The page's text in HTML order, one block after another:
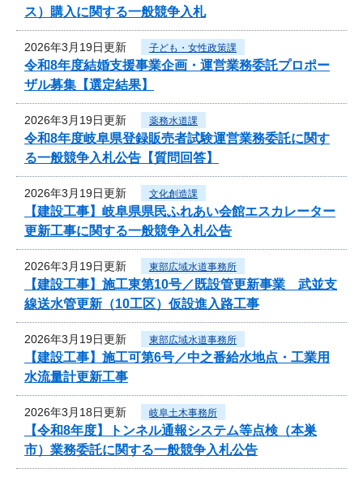
ス）購入に関する一般競争入札
2026年3月19日更新 子ども・女性政策課
令和8年度結婚支援事業企画・運営業務委託プロポー
ザル募集【選定結果】
2026年3月19日更新 薬務水道課
令和8年度岐阜県登録販売者試験運営業務委託に関す
る一般競争入札公告【質問回答】
2026年3月19日更新 文化創造課
【建設工事】岐阜県県民ふれあい会館エスカレーター
更新工事に関する一般競争入札公告
2026年3月19日更新 東部広域水道事務所
【建設工事】施工東第10号／既設管更新事業 武並支
線送水管更新（10工区）仮設進入路工事
2026年3月19日更新 東部広域水道事務所
【建設工事】施工可第6号／中之番給水地点・工業用
水流量計更新工事
2026年3月18日更新 岐阜土木事務所
【令和8年度】トンネル通報システム等点検（本巣
市）業務委託に関する一般競争入札公告